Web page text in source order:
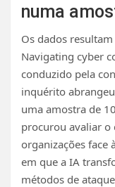
numa
Os dados
Navigating cyber
conduzido pela
inquérito
uma amostra de
procurou avaliar o
organizações face
em que a IA
métodos de